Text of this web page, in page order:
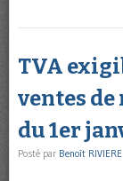
TVA
ventes
du 1er
Posté par Benoît RIVIERE